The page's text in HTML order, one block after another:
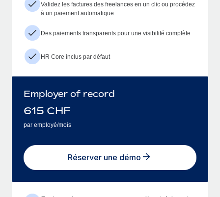
Validez les factures des freelances en un clic ou procédez
à un paiement automatique
Des paiements transparents pour une visibilité complète
HR Core inclus par défaut
Employer of record
615 CHF
par employé/mois
Réserver une démo